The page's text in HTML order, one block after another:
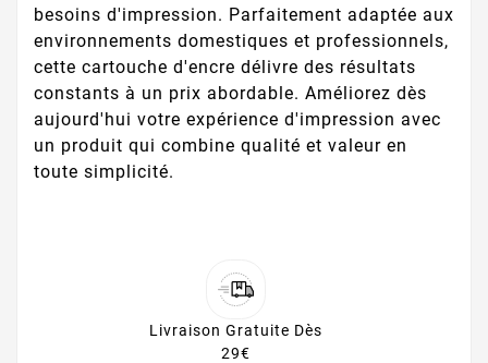
besoins d'impression. Parfaitement adaptée aux
environnements domestiques et professionnels,
cette cartouche d'encre délivre des résultats
constants à un prix abordable. Améliorez dès
aujourd'hui votre expérience d'impression avec
un produit qui combine qualité et valeur en
toute simplicité.
Livraison Gratuite Dès
29€